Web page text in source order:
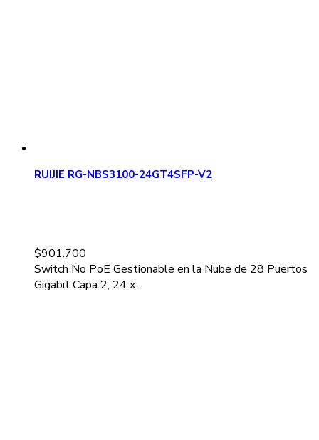
RUIJIE RG-NBS3100-24GT4SFP-V2
$901.700
Switch No PoE Gestionable en la Nube de 28 Puertos
Gigabit Capa 2, 24 x...